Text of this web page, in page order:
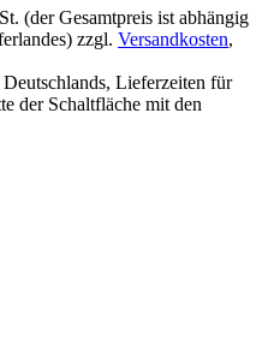
(der Gesamtpreis ist abhängig
zzgl. Versandkosten,
Lieferzeiten für
der Schaltfläche mit den